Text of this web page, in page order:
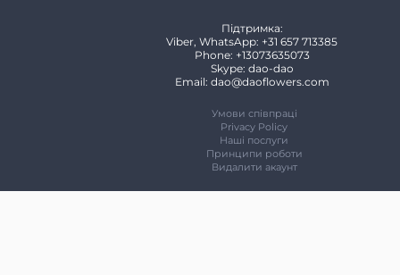
Підтримка:
Viber, WhatsApp: +31 657 713385
Phone: +13073635073
Skype: dao-dao
Email: dao@daoflowers.com
Умови співпраці
Privacy Policy
Наші послуги
Принципи роботи
Видалити акаунт